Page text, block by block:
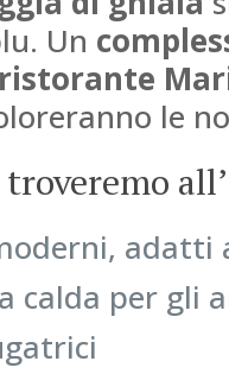
Un
ristorante
le
adatti
calda per gli